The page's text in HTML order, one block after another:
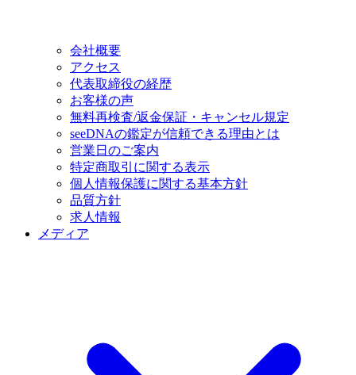
会社概要
アクセス
代表取締役の経歴
お客様の声
無料再検査/返金保証・キャンセル規定
seeDNAの鑑定が信頼できる理由とは
営業日のご案内
特定商取引に関する表示
個人情報保護に関する基本方針
品質方針
求人情報
メディア